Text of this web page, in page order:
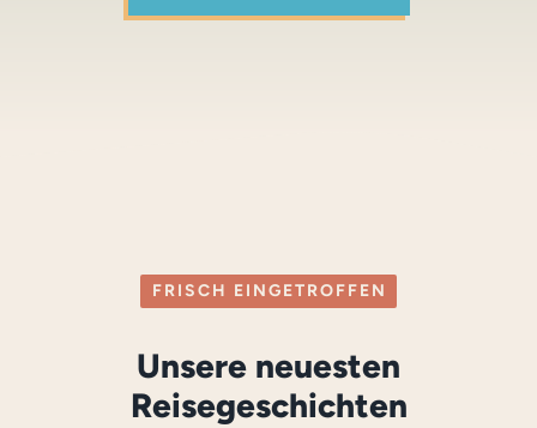
FRISCH EINGETROFFEN
Unsere neuesten
Reisegeschichten